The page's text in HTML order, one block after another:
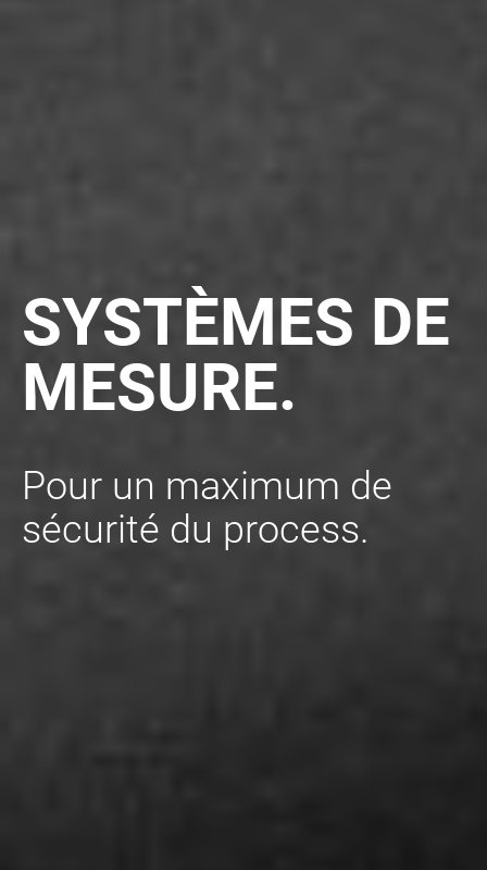
SYSTÈMES DE
MESURE.
Pour un maximum de
sécurité du process.